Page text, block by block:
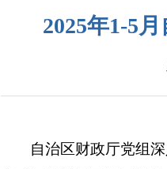
2025年1-5
自治区财政厅党组